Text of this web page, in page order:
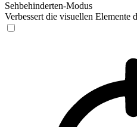
Sehbehinderten-Modus
Verbessert die visuellen Elemente